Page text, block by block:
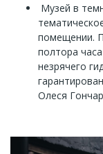
Музей в
помещении.
полтора
незрячего
Олеся